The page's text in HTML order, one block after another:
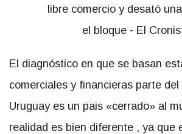
El diagnóstico en que se basan
comerciales y financieras parte
Uruguay es un pais «cerrado» al
realidad es bien diferente , ya que